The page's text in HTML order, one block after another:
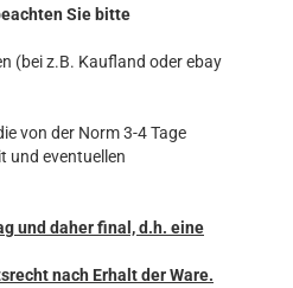
Sie bitte
(bei z.B. Kaufland oder ebay
von der Norm 3-4 Tage
und eventuellen
und daher final, d.h. eine
nach Erhalt der Ware.